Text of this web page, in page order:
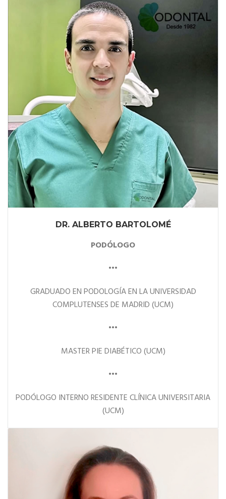
DR. ALBERTO BARTOLOMÉ
PODÓLOGO
•••
GRADUADO EN PODOLOGÍA EN LA UNIVERSIDAD
COMPLUTENSES DE MADRID (UCM)
•••
MASTER PIE DIABÉTICO (UCM)
•••
PODÓLOGO INTERNO RESIDENTE CLÍNICA UNIVERSITARIA
(UCM)